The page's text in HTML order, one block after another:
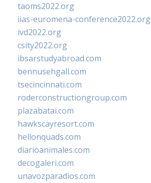
taoms2022.org
iias-euromena-conference2022.org
ivd2022.org
csity2022.org
ibsarstudyabroad.com
bennusehgall.com
tsecincinnati.com
roderconstructiongroup.com
plazabatai.com
hawkscayresort.com
hellonquads.com
diarioanimales.com
decogaleri.com
unavozparadios.com